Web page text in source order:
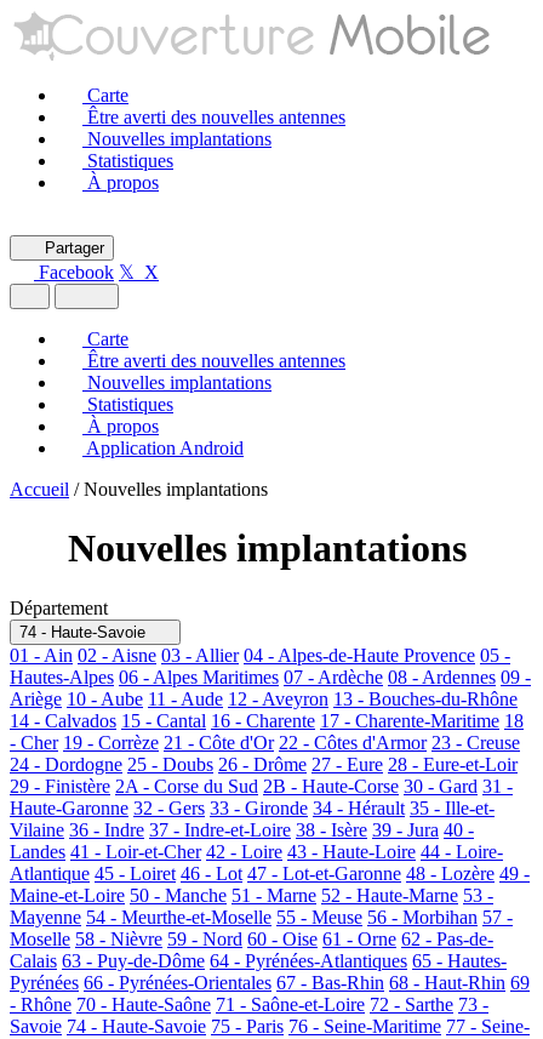
Carte
Être averti des nouvelles antennes
Nouvelles implantations
Statistiques
À propos
Partager
Facebook 𝕏 X
Carte
Être averti des nouvelles antennes
Nouvelles implantations
Statistiques
À propos
Application Android
Accueil / Nouvelles implantations
Nouvelles implantations
Département
74 - Haute-Savoie
01 - Ain 02 - Aisne 03 - Allier 04 - Alpes-de-Haute Provence 05 -
Hautes-Alpes 06 - Alpes Maritimes 07 - Ardèche 08 - Ardennes 09 -
Ariège 10 - Aube 11 - Aude 12 - Aveyron 13 - Bouches-du-Rhône
14 - Calvados 15 - Cantal 16 - Charente 17 - Charente-Maritime 18
- Cher 19 - Corrèze 21 - Côte d'Or 22 - Côtes d'Armor 23 - Creuse
24 - Dordogne 25 - Doubs 26 - Drôme 27 - Eure 28 - Eure-et-Loir
29 - Finistère 2A - Corse du Sud 2B - Haute-Corse 30 - Gard 31 -
Haute-Garonne 32 - Gers 33 - Gironde 34 - Hérault 35 - Ille-et-
Vilaine 36 - Indre 37 - Indre-et-Loire 38 - Isère 39 - Jura 40 -
Landes 41 - Loir-et-Cher 42 - Loire 43 - Haute-Loire 44 - Loire-
Atlantique 45 - Loiret 46 - Lot 47 - Lot-et-Garonne 48 - Lozère 49 -
Maine-et-Loire 50 - Manche 51 - Marne 52 - Haute-Marne 53 -
Mayenne 54 - Meurthe-et-Moselle 55 - Meuse 56 - Morbihan 57 -
Moselle 58 - Nièvre 59 - Nord 60 - Oise 61 - Orne 62 - Pas-de-
Calais 63 - Puy-de-Dôme 64 - Pyrénées-Atlantiques 65 - Hautes-
Pyrénées 66 - Pyrénées-Orientales 67 - Bas-Rhin 68 - Haut-Rhin 69
- Rhône 70 - Haute-Saône 71 - Saône-et-Loire 72 - Sarthe 73 -
Savoie 74 - Haute-Savoie 75 - Paris 76 - Seine-Maritime 77 - Seine-